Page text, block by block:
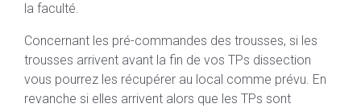
la faculté.
Concernant les pré-commandes des trousses, si les
trousses arrivent avant la fin de vos TPs dissection
vous pourrez les récupérer au local comme prévu. En
revanche si elles arrivent alors que les TPs sont